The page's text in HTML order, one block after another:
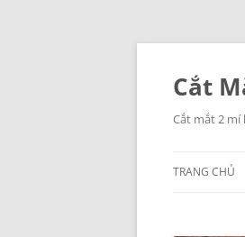
Chuyển
dung
Cắt
Cắt mắt 2
TRANG CHỦ